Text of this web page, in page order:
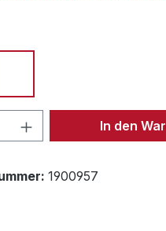
Anzahl: Gib den
In den
1900957